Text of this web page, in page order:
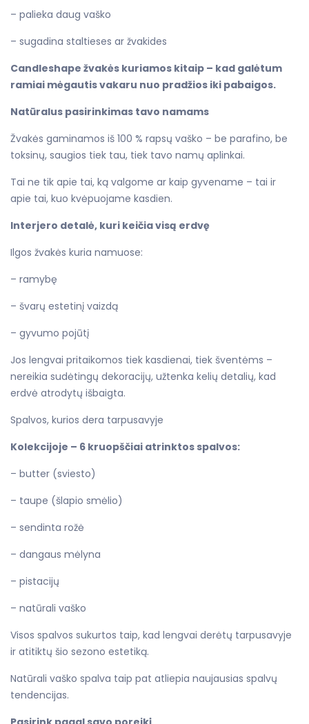
– palieka daug vaško
– sugadina staltieses ar žvakides
Candleshape žvakės kuriamos kitaip – kad galėtum
ramiai mėgautis vakaru nuo pradžios iki pabaigos.
Natūralus pasirinkimas tavo namams
Žvakės gaminamos iš 100 % rapsų vaško – be parafino, be
toksinų, saugios tiek tau, tiek tavo namų aplinkai.
Tai ne tik apie tai, ką valgome ar kaip gyvename – tai ir
apie tai, kuo kvėpuojame kasdien.
Interjero detalė, kuri keičia visą erdvę
Ilgos žvakės kuria namuose:
– ramybę
– švarų estetinį vaizdą
– gyvumo pojūtį
Jos lengvai pritaikomos tiek kasdienai, tiek šventėms –
nereikia sudėtingų dekoracijų, užtenka kelių detalių, kad
erdvė atrodytų išbaigta.
Spalvos, kurios dera tarpusavyje
Kolekcijoje – 6 kruopščiai atrinktos spalvos:
– butter (sviesto)
– taupe (šlapio smėlio)
– sendinta rožė
– dangaus mėlyna
– pistacijų
– natūrali vaško
Visos spalvos sukurtos taip, kad lengvai derėtų tarpusavyje
ir atitiktų šio sezono estetiką.
Natūrali vaško spalva taip pat atliepia naujausias spalvų
tendencijas.